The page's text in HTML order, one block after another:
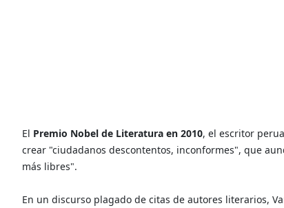
El Premio Nobel de Literatura en 2010, el escritor
crear "ciudadanos descontentos, inconformes", que
más libres".
En un discurso plagado de citas de autores literarios,